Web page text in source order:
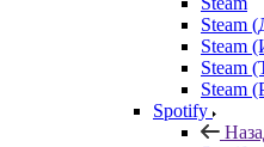
Steam
Steam
Steam
Steam
Spotify